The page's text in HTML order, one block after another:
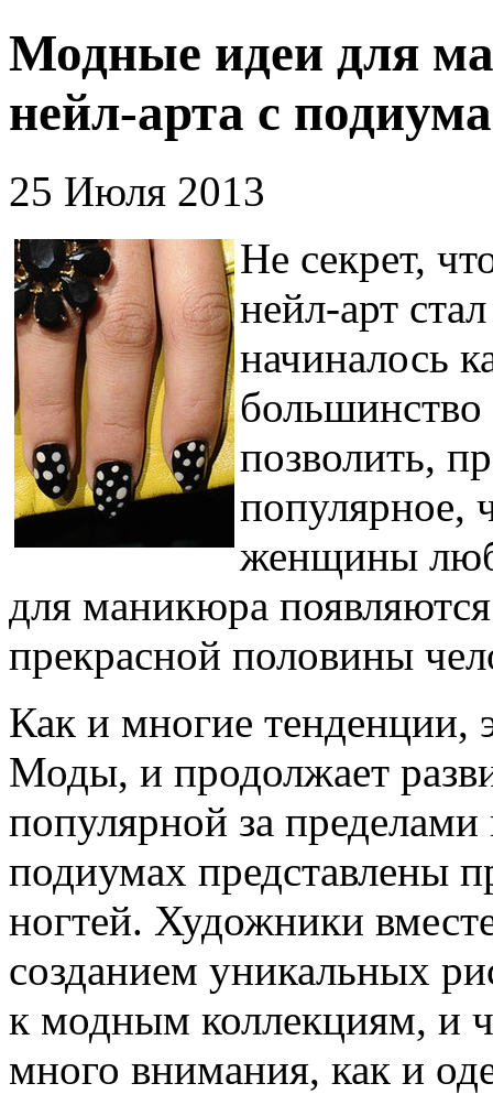
Модные идеи для
нейл-арта с подиума
25 Июля 2013
Не секрет,
нейл-арт
начиналось
большинство
позволить,
популярное,
женщины
для маникюра
прекрасной половины
Как и многие тенденции,
Моды, и продолжает
популярной за
подиумах представлены
ногтей. Художники
созданием уникальных
к модным коллекциям, и
много внимания, как и